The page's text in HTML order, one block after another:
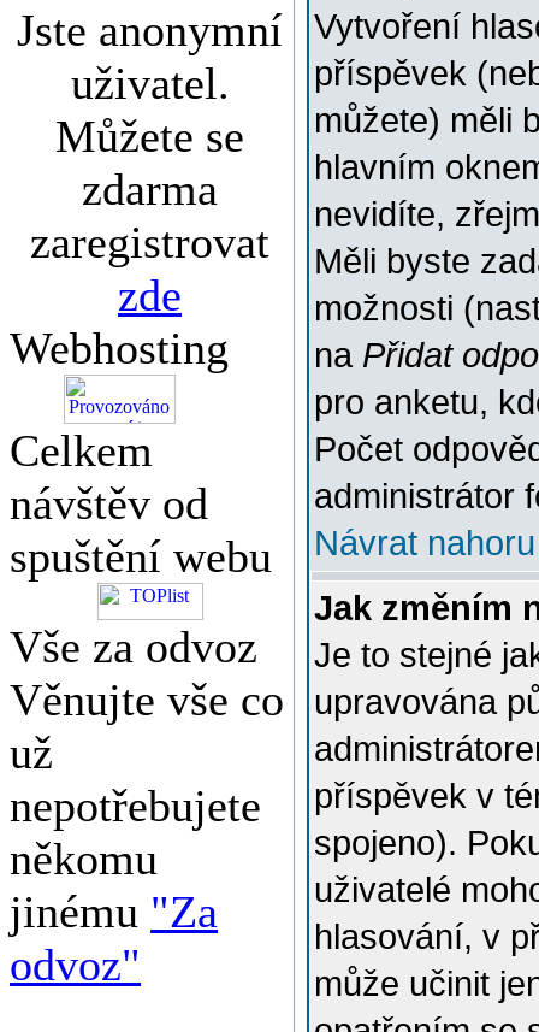
Jste anonymní
uživatel.
Můžete se
zdarma
zaregistrovat
zde
Webhosting
Celkem
návštěv od
spuštění webu
Vše za odvoz
Věnujte vše co
už
nepotřebujete
někomu
jinému "Za
odvoz"
Vytvoření
příspěvek
můžete) měli
hlavním
nevidíte,
Měli byste
možnosti
na Přidat
pro anketu,
Počet
administrátor
Návrat nahoru
Jak změním
Je to stejné
upravována
příspěvek v
spojeno).
uživatelé
hlasování, v
může učinit